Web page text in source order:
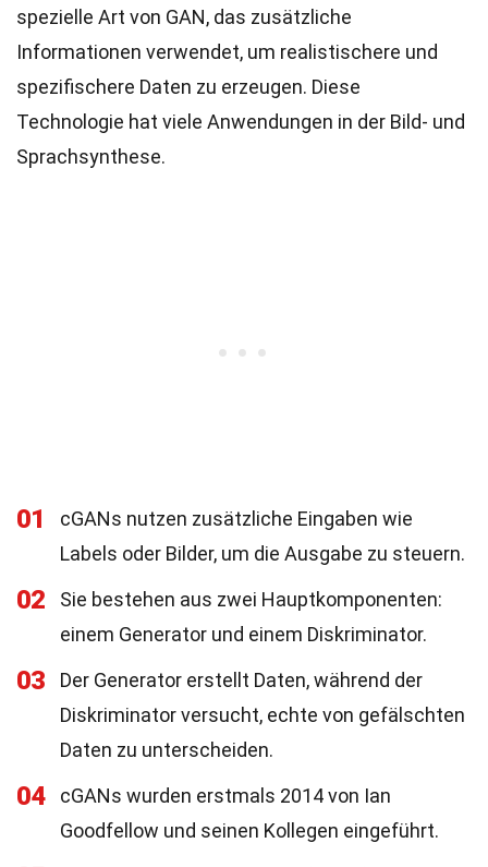
spezielle Art von GAN, das zusätzliche
Informationen verwendet, um realistischere und
spezifischere Daten zu erzeugen. Diese
Technologie hat viele Anwendungen in der Bild- und
Sprachsynthese.
01
cGANs nutzen zusätzliche Eingaben wie
Labels oder Bilder, um die Ausgabe zu steuern.
02
Sie bestehen aus zwei Hauptkomponenten:
einem Generator und einem Diskriminator.
03
Der Generator erstellt Daten, während der
Diskriminator versucht, echte von gefälschten
Daten zu unterscheiden.
04
cGANs wurden erstmals 2014 von Ian
Goodfellow und seinen Kollegen eingeführt.